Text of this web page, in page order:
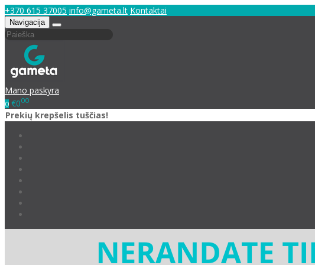
+370 615 37005 info@gameta.lt Kontaktai
Navigacija
Mano paskyra
0 €000
Prekių krepšelis tuščias!